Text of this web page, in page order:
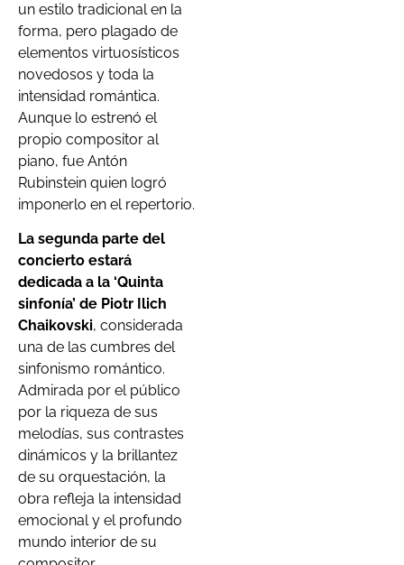
un estilo tradicional en la
forma, pero plagado de
elementos virtuosísticos
novedosos y toda la
intensidad romántica.
Aunque lo estrenó el
propio compositor al
piano, fue Antón
Rubinstein quien logró
imponerlo en el repertorio.
La segunda parte del
concierto estará
dedicada a la ‘Quinta
sinfonía’ de Piotr Ilich
Chaikovski, considerada
una de las cumbres del
sinfonismo romántico.
Admirada por el público
por la riqueza de sus
melodías, sus contrastes
dinámicos y la brillantez
de su orquestación, la
obra refleja la intensidad
emocional y el profundo
mundo interior de su